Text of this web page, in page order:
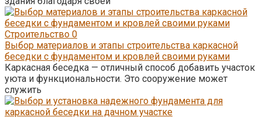
Строительство 0
Выбор материалов и этапы строительства каркасной
беседки с фундаментом и кровлей своими руками
Каркасная беседка — отличный способ добавить участок
уюта и функциональности. Это сооружение может
служить